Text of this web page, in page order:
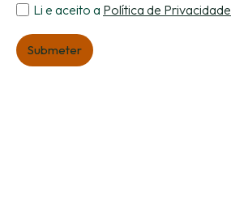
Li e aceito a Política de Privacidade
Submeter